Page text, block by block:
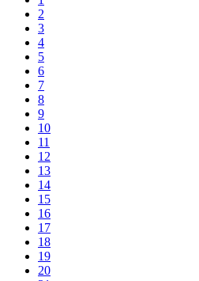
2
3
4
5
6
7
8
9
10
11
12
13
14
15
16
17
18
19
20